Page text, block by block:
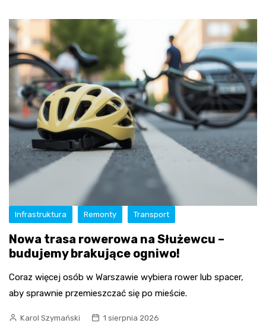
Infrastruktura Remonty Transport
Nowa trasa rowerowa na Służewcu –
budujemy brakujące ogniwo!
Coraz więcej osób w Warszawie wybiera rower lub spacer,
aby sprawnie przemieszczać się po mieście.
Karol Szymański 1 sierpnia 2026